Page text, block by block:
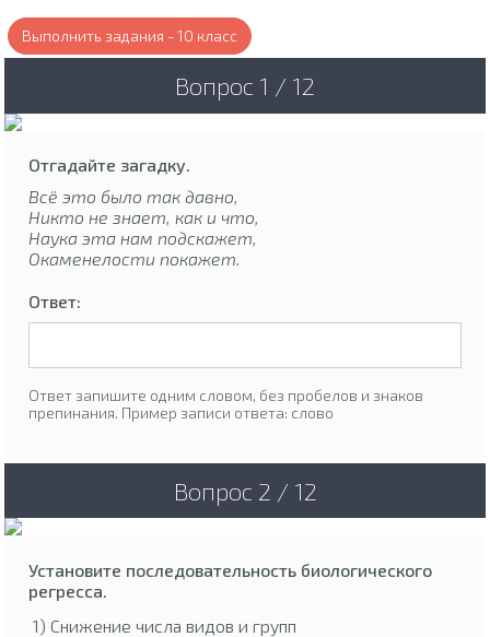
Выполнить задания - 10 класс
Вопрос 1 / 12
Отгадайте загадку.
Всё это было так давно,
Никто не знает, как и что,
Наука эта нам подскажет,
Окаменелости покажет.
Ответ:
Ответ запишите одним словом, без пробелов и знаков
препинания. Пример записи ответа: слово
Вопрос 2 / 12
Установите последовательность биологического
регресса.
1) Снижение числа видов и групп